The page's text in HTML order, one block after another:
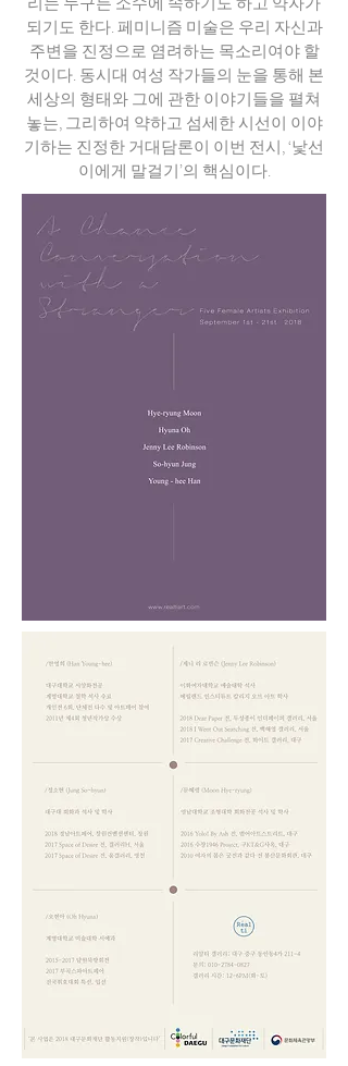
되기도 한다. 페미니즘 미술은 우리 자신과
주변을 진정으로 염려하는 목소리여야 할
것이다. 동시대 여성 작가들의 눈을 통해 본
세상의 형태와 그에 관한 이야기들을 펼쳐
놓는, 그리하여 약하고 섬세한 시선이 이야
기하는 진정한 거대담론이 이번 전시, ‘낯선
이에게 말걸기’의 핵심이다.